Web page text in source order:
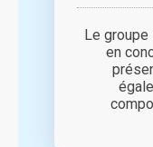
Le groupe
en